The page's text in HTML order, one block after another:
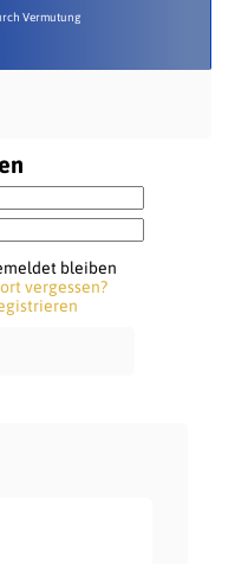
Vermutung
bleiben
vergessen?